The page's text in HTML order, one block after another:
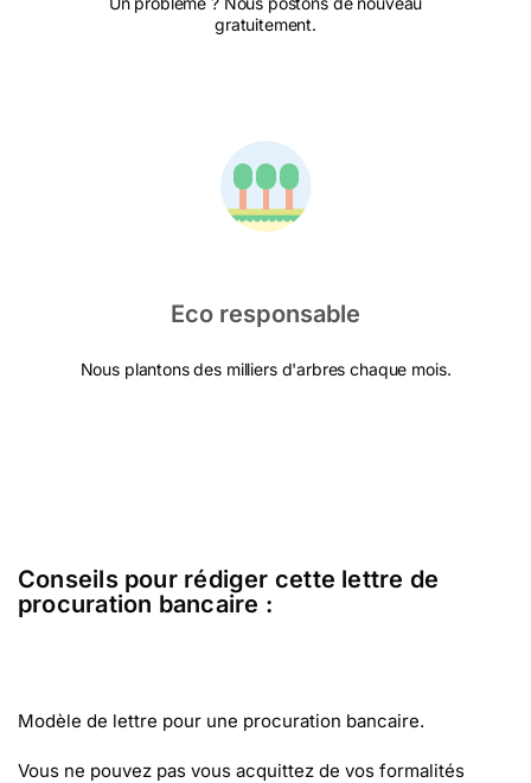
gratuitement.
Eco responsable
Nous plantons des milliers d'arbres chaque mois.
Conseils pour rédiger cette lettre de
procuration bancaire :
Modèle de lettre pour une procuration bancaire.
Vous ne pouvez pas vous acquittez de vos formalités